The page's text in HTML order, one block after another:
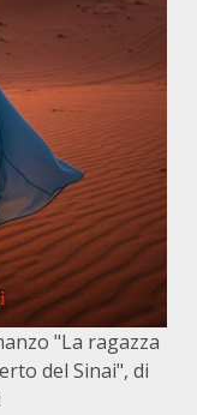
"La ragazza
del Sinai", di